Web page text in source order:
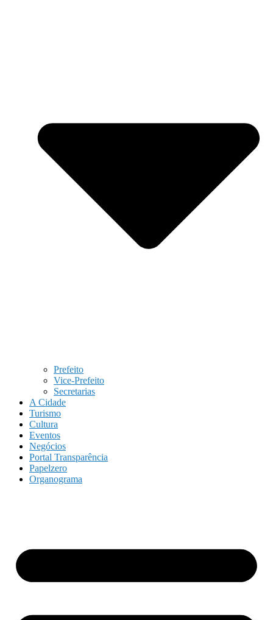
Prefeito
Vice-Prefeito
Secretarias
A Cidade
Turismo
Cultura
Eventos
Negócios
Portal Transparência
Papelzero
Organograma